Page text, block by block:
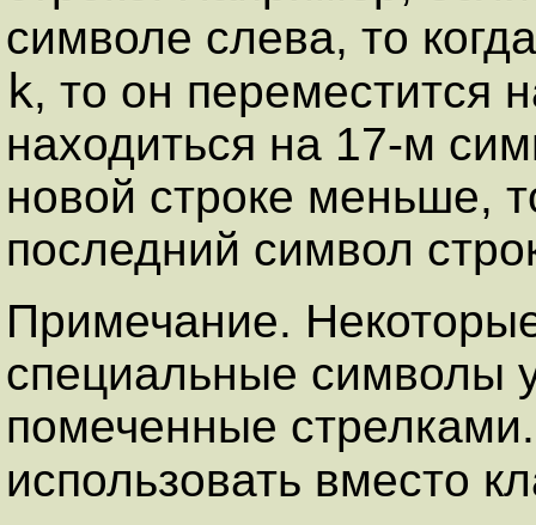
символе слева, то
k, то он переместится
находиться на 17-м
новой строке меньше,
последний символ
Примечание.
специальные символы
помеченные
использовать вместо